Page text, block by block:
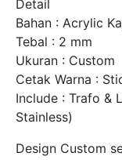
Detail
Bahan : Acrylic
Tebal : 2 mm
Ukuran : Custom
Cetak Warna :
Include : Trafo &
Stainless)
Design Custom